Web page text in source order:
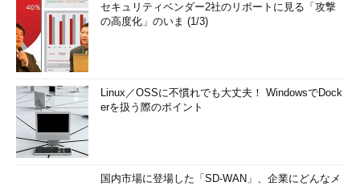
セキュリティベンダー2社のリポートに見る「攻撃
の高度化」のいま (1/3)
Linux／OSSに不慣れでも大丈夫！ WindowsでDock
erを扱う際のポイント
国内市場に登場した「SD-WAN」、企業にどんなメ